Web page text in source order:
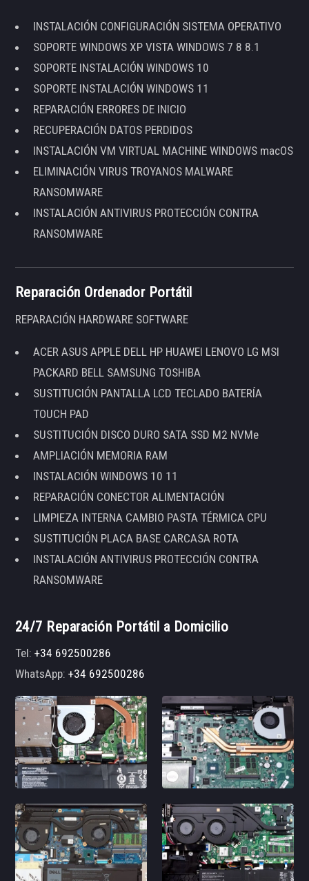
INSTALACIÓN CONFIGURACIÓN SISTEMA OPERATIVO
SOPORTE WINDOWS XP VISTA WINDOWS 7 8 8.1
SOPORTE INSTALACIÓN WINDOWS 10
SOPORTE INSTALACIÓN WINDOWS 11
REPARACIÓN ERRORES DE INICIO
RECUPERACIÓN DATOS PERDIDOS
INSTALACIÓN VM VIRTUAL MACHINE WINDOWS macOS
ELIMINACIÓN VIRUS TROYANOS MALWARE
RANSOMWARE
INSTALACIÓN ANTIVIRUS PROTECCIÓN CONTRA
RANSOMWARE
Reparación Ordenador Portátil
REPARACIÓN HARDWARE SOFTWARE
ACER ASUS APPLE DELL HP HUAWEI LENOVO LG MSI
PACKARD BELL SAMSUNG TOSHIBA
SUSTITUCIÓN PANTALLA LCD TECLADO BATERÍA
TOUCH PAD
SUSTITUCIÓN DISCO DURO SATA SSD M2 NVMe
AMPLIACIÓN MEMORIA RAM
INSTALACIÓN WINDOWS 10 11
REPARACIÓN CONECTOR ALIMENTACIÓN
LIMPIEZA INTERNA CAMBIO PASTA TÉRMICA CPU
SUSTITUCIÓN PLACA BASE CARCASA ROTA
INSTALACIÓN ANTIVIRUS PROTECCIÓN CONTRA
RANSOMWARE
24/7 Reparación Portátil a Domicilio
Tel:+34 692500286
WhatsApp:+34 692500286